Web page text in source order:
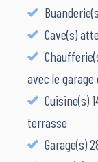
Cave(s)
avec le
Cuisine(s)
terrasse
Garage(s)